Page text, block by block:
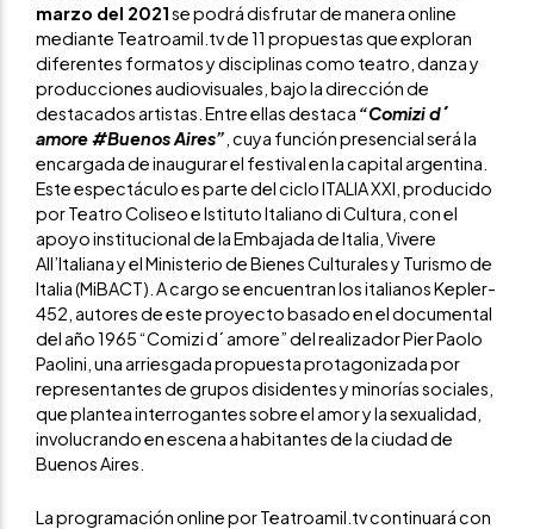
marzo del 2021se podrá disfrutar de manera online
mediante Teatroamil.tv de 11 propuestas que exploran
diferentes formatos y disciplinas como teatro, danza y
producciones audiovisuales, bajo la dirección de
destacados artistas. Entre ellas destaca “Comizi d´
amore #Buenos Aires” , cuya función presencial será la
encargada de inaugurar el festival en la capital argentina.
Este espectáculo es parte del ciclo ITALIA XXI, producido
por Teatro Coliseo e Istituto Italiano di Cultura, con el
apoyo institucional de la Embajada de Italia, Vivere
All’Italiana y el Ministerio de Bienes Culturales y Turismo de
Italia (MiBACT). A cargo se encuentran los italianos Kepler-
452, autores de este proyecto basado en el documental
del año 1965 “Comizi d´ amore” del realizador Pier Paolo
Paolini, una arriesgada propuesta protagonizada por
representantes de grupos disidentes y minorías sociales,
que plantea interrogantes sobre el amor y la sexualidad,
involucrando en escena a habitantes de la ciudad de
Buenos Aires.
La programación online por Teatroamil.tv continuará con